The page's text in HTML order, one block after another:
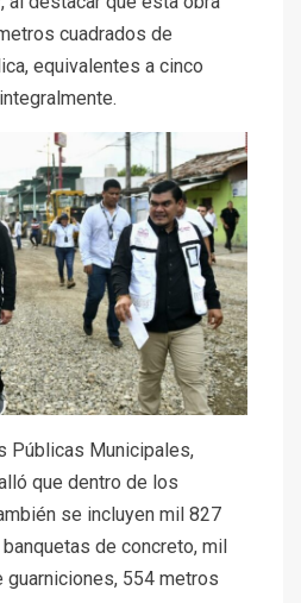
cuadrados de
equivalentes a cinco
Públicas Municipales,
que dentro de los
se incluyen mil 827
de concreto, mil
554 metros